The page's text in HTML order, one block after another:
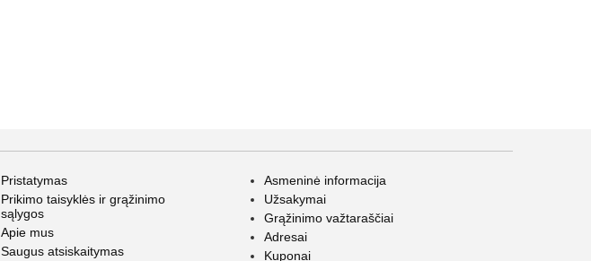
Pristatymas
Prikimo taisyklės ir grąžinimo
sąlygos
Apie mus
Saugus atsiskaitymas
Asmeninė informacija
Užsakymai
Grąžinimo važtaraščiai
Adresai
Kuponai